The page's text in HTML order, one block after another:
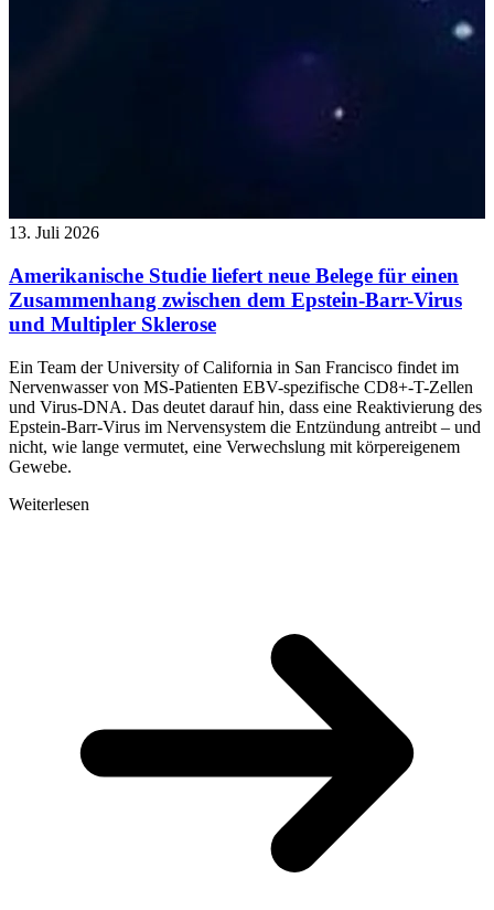
13. Juli 2026
Amerikanische Studie liefert neue Belege für einen
Zusammenhang zwischen dem Epstein-Barr-Virus
und Multipler Sklerose
Ein Team der University of California in San Francisco findet im
Nervenwasser von MS-Patienten EBV-spezifische CD8+-T-Zellen
und Virus-DNA. Das deutet darauf hin, dass eine Reaktivierung des
Epstein-Barr-Virus im Nervensystem die Entzündung antreibt – und
nicht, wie lange vermutet, eine Verwechslung mit körpereigenem
Gewebe.
Weiterlesen